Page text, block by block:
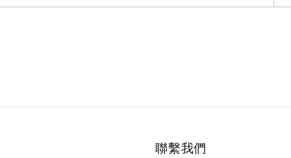
聯繫我們